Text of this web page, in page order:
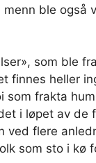
ble også
som ble
finnes heller
som frakta
i løpet av de
ved flere
som sto i kø